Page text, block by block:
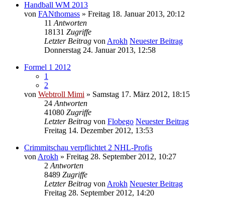
Handball WM 2013
von FANthomass » Freitag 18. Januar 2013, 20:12
11 Antworten
18131 Zugriffe
Letzter Beitrag von Arokh Neuester Beitrag
Donnerstag 24. Januar 2013, 12:58
Formel 1 2012
1
2
von Webtroll Mimi » Samstag 17. März 2012, 18:15
24 Antworten
41080 Zugriffe
Letzter Beitrag von Flobego Neuester Beitrag
Freitag 14. Dezember 2012, 13:53
Crimmitschau verpflichtet 2 NHL-Profis
von Arokh » Freitag 28. September 2012, 10:27
2 Antworten
8489 Zugriffe
Letzter Beitrag von Arokh Neuester Beitrag
Freitag 28. September 2012, 14:20